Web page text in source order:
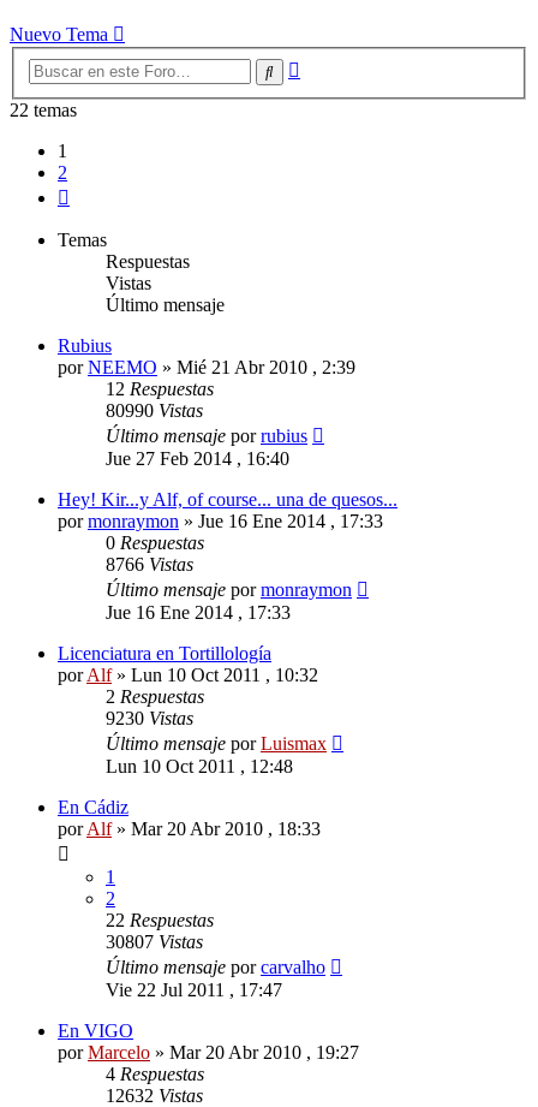
Nuevo Tema
Buscar
22 temas
1
2
Temas
Respuestas
Vistas
Último mensaje
Rubius
porNEEMO » Mié 21 Abr 2010 , 2:39
12 Respuestas
80990 Vistas
Último mensaje porrubius
Jue 27 Feb 2014 , 16:40
Hey! Kir...y Alf, of course... una de quesos...
pormonraymon » Jue 16 Ene 2014 , 17:33
0 Respuestas
8766 Vistas
Último mensaje pormonraymon
Jue 16 Ene 2014 , 17:33
Licenciatura en Tortillología
porAlf» Lun 10 Oct 2011 , 10:32
2 Respuestas
9230 Vistas
Último mensaje porLuismax
Lun 10 Oct 2011 , 12:48
En Cádiz
porAlf» Mar 20 Abr 2010 , 18:33
1
2
22 Respuestas
30807 Vistas
Último mensaje porcarvalho
Vie 22 Jul 2011 , 17:47
En VIGO
porMarcelo » Mar 20 Abr 2010 , 19:27
4 Respuestas
12632 Vistas